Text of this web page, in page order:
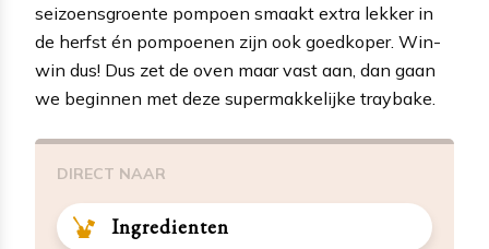
seizoensgroente pompoen smaakt extra lekker in
de herfst én pompoenen zijn ook goedkoper. Win-
win dus! Dus zet de oven maar vast aan, dan gaan
we beginnen met deze supermakkelijke traybake.
DIRECT NAAR
Ingredienten